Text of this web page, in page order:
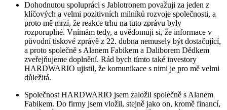
Dohodnutou spolupráci s Jablotronem považuji za jeden z
klíčových a velmi pozitivních milníků rozvoje společnosti, a
proto mě mrzí, že reakce trhu na tuto zprávu byly
rozporuplné. Vnímám tedy, a uvědomuji si, že informace v
původní tiskové zprávě z 22. dubna nemusely být dostačující,
a proto společně s Alanem Fabikem a Daliborem Dědkem
zveřejňujeme doplnění. Rád bych tímto také investory
HARDWARIO ujistil, že komunikace s nimi je pro mě velmi
důležitá.
Společnost HARDWARIO jsem založil společně s Alanem
Fabikem. Do firmy jsem vložil, stejně jako on, kromě financí,